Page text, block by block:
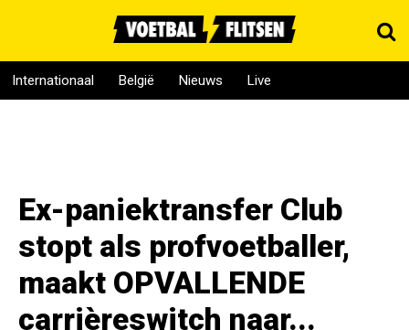
Internationaal België Nieuws Live
Ex-paniektransfer Club
stopt als profvoetballer,
maakt OPVALLENDE
carrièreswitch naar...